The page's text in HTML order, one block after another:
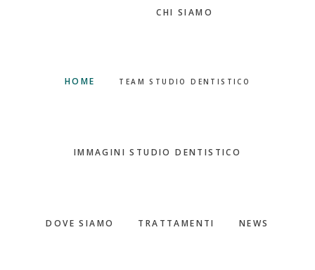
HOME
CHI SIAMO
TEAM STUDIO DENTISTICO
IMMAGINI STUDIO DENTISTICO
DOVE SIAMO TRATTAMENTI NEWS